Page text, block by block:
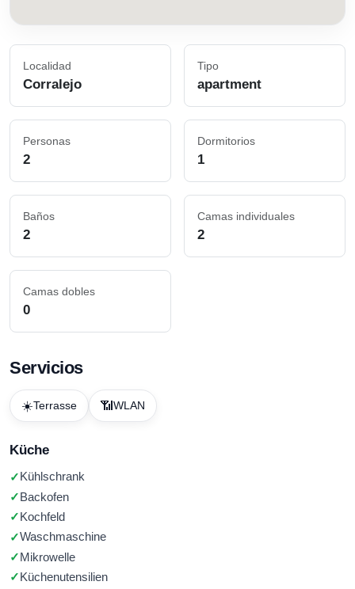
Localidad
Corralejo
Tipo
apartment
Personas
2
Dormitorios
1
Baños
2
Camas individuales
2
Camas dobles
0
Servicios
☀️Terrasse 📶 WLAN
Küche
Kühlschrank
Backofen
Kochfeld
Waschmaschine
Mikrowelle
Küchenutensilien